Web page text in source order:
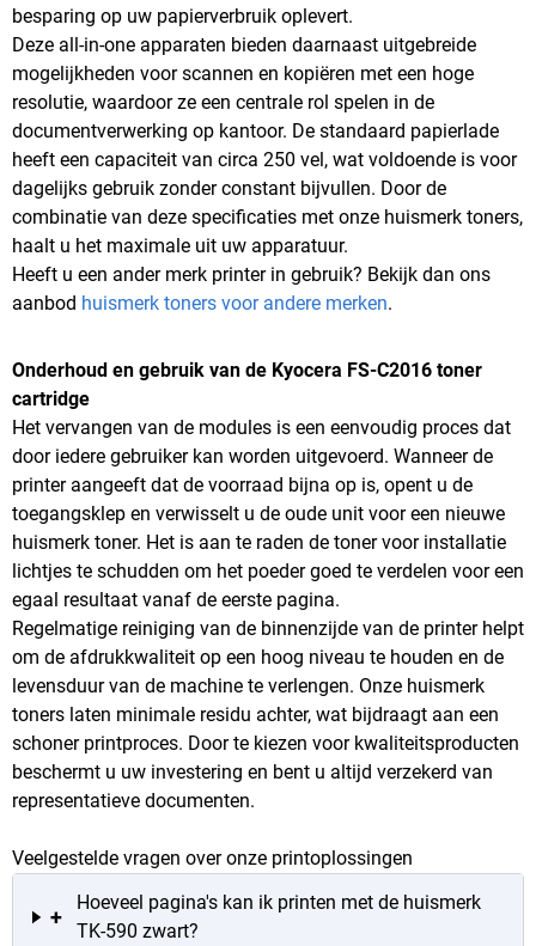
besparing op uw papierverbruik oplevert.
Deze all-in-one apparaten bieden daarnaast uitgebreide
mogelijkheden voor scannen en kopiëren met een hoge
resolutie, waardoor ze een centrale rol spelen in de
documentverwerking op kantoor. De standaard papierlade
heeft een capaciteit van circa 250 vel, wat voldoende is voor
dagelijks gebruik zonder constant bijvullen. Door de
combinatie van deze specificaties met onze huismerk toners,
haalt u het maximale uit uw apparatuur.
Heeft u een ander merk printer in gebruik? Bekijk dan ons
aanbod huismerk toners voor andere merken.
Onderhoud en gebruik van de Kyocera FS-C2016 toner
cartridge
Het vervangen van de modules is een eenvoudig proces dat
door iedere gebruiker kan worden uitgevoerd. Wanneer de
printer aangeeft dat de voorraad bijna op is, opent u de
toegangsklep en verwisselt u de oude unit voor een nieuwe
huismerk toner. Het is aan te raden de toner voor installatie
lichtjes te schudden om het poeder goed te verdelen voor een
egaal resultaat vanaf de eerste pagina.
Regelmatige reiniging van de binnenzijde van de printer helpt
om de afdrukkwaliteit op een hoog niveau te houden en de
levensduur van de machine te verlengen. Onze huismerk
toners laten minimale residu achter, wat bijdraagt aan een
schoner printproces. Door te kiezen voor kwaliteitsproducten
beschermt u uw investering en bent u altijd verzekerd van
representatieve documenten.
Veelgestelde vragen over onze printoplossingen
+
Hoeveel pagina's kan ik printen met de huismerk
TK-590 zwart?